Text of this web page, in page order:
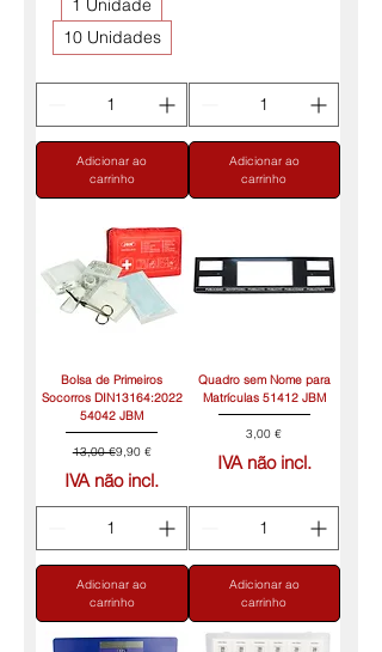
1 Unidade
10 Unidades
Adicionar ao
carrinho
Adicionar ao
carrinho
Bolsa de Primeiros
Socorros DIN13164:2022
54042 JBM
Preço normal
13,00 €Preço promocional
9,90 €
IVA não incl.
Adicionar ao
carrinho
Quadro sem Nome para
Matrículas 51412 JBM
Preço
3,00 €
IVA não incl.
Adicionar ao
carrinho